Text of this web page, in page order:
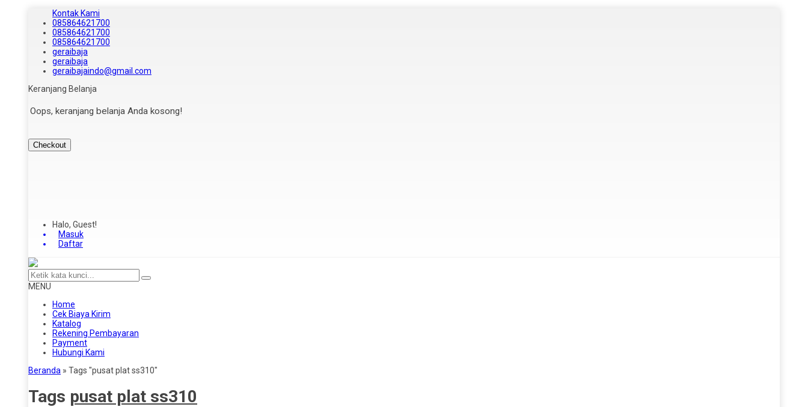
Kontak Kami
085864621700
085864621700
085864621700
geraibaja
geraibaja
geraibajaindo@gmail.com
Keranjang Belanja
Oops, keranjang belanja Anda kosong!
Checkout
Halo, Guest!
Masuk
Daftar
MENU
Home
Cek Biaya Kirim
Katalog
Rekening Pembayaran
Payment
Hubungi Kami
Beranda » Tags "pusat plat ss310"
Tags pusat plat ss310